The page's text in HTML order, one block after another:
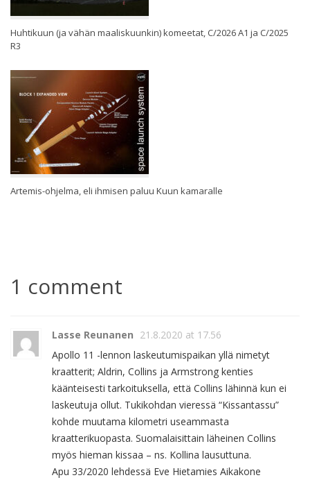
Huhtikuun (ja vähän maaliskuunkin) komeetat, C/2026 A1 ja C/2025
R3
Artemis-ohjelma, eli ihmisen paluu Kuun kamaralle
1 comment
Lasse Reunanen 21.8.2020 at 17.56
Apollo 11 -lennon laskeutumispaikan yllä nimetyt
kraatterit; Aldrin, Collins ja Armstrong kenties
käänteisesti tarkoituksella, että Collins lähinnä kun ei
laskeutuja ollut. Tukikohdan vieressä “Kissantassu”
kohde muutama kilometri useammasta
kraatterikuopasta. Suomalaisittain läheinen Collins
myös hieman kissaa – ns. Kollina lausuttuna.
Apu 33/2020 lehdessä Eve Hietamies Aikakone